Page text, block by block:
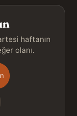
haftanın
olanı.